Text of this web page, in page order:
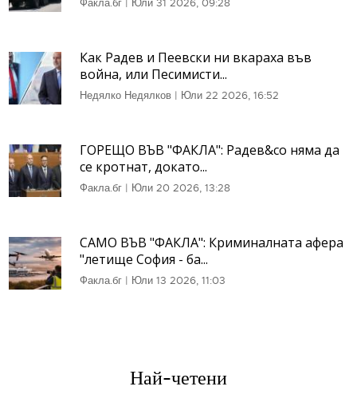
Факла.бг Юли 31 2026, 09:28
Как Радев и Пеевски ни вкараха във
война, или Песимисти...
Недялко Недялков | Юли 22 2026, 16:52
ГОРЕЩО ВЪВ "ФАКЛА": Радев&co няма да
се кротнат, докато...
Факла.бг | Юли 20 2026, 13:28
САМО ВЪВ "ФАКЛА": Криминалната афера
"летище София - ба...
Факла.бг | Юли 13 2026, 11:03
Най-четени